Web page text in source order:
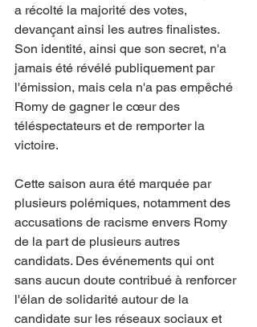
a récolté la majorité des votes,
devançant ainsi les autres finalistes.
Son identité, ainsi que son secret, n'a
jamais été révélé publiquement par
l'émission, mais cela n'a pas empêché
Romy de gagner le cœur des
téléspectateurs et de remporter la
victoire.
Cette saison aura été marquée par
plusieurs polémiques, notamment des
accusations de racisme envers Romy
de la part de plusieurs autres
candidats. Des événements qui ont
sans aucun doute contribué à renforcer
l'élan de solidarité autour de la
candidate sur les réseaux sociaux et